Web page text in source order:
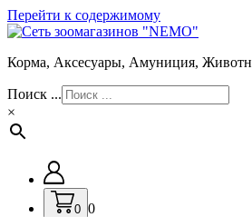
Перейти к содержимому
Корма, Аксесуары, Амуниция,
Поиск ...
×
0 0